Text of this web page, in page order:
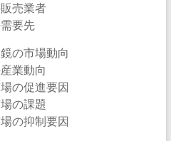
売業者
要先
の市場動向
業動向
の促進要因
の課題
の抑制要因